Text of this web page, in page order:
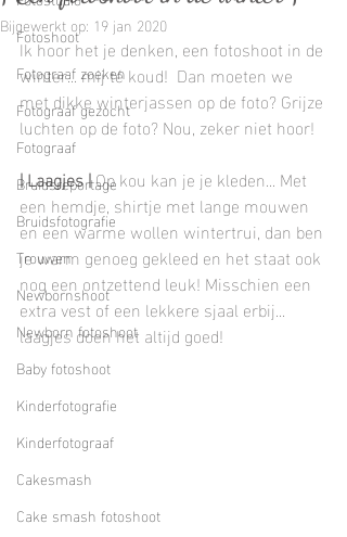
Fotoshoot
Fotograaf zoeken
Fotograaf gezocht
Fotograaf
Bruidsreportage
Bruidsfotografie
Trouwen
Newbornshoot
Newborn fotoshoot
Baby fotoshoot
Kinderfotografie
Kinderfotograaf
Cakesmash
Cake smash fotoshoot
Bijgewerkt op: 19 jan 2020
Ik hoor het je denken, een fotoshoot in de
winter... mij té koud!  Dan moeten we
met dikke winterjassen op de foto? Grijze
luchten op de foto? Nou, zeker niet hoor!
| Laagjes | Op kou kan je je kleden... Met
een hemdje, shirtje met lange mouwen
en een warme wollen wintertrui, dan ben
je warm genoeg gekleed en het staat ook
nog een ontzettend leuk! Misschien een
extra vest of een lekkere sjaal erbij...
laagjes doen het altijd goed!